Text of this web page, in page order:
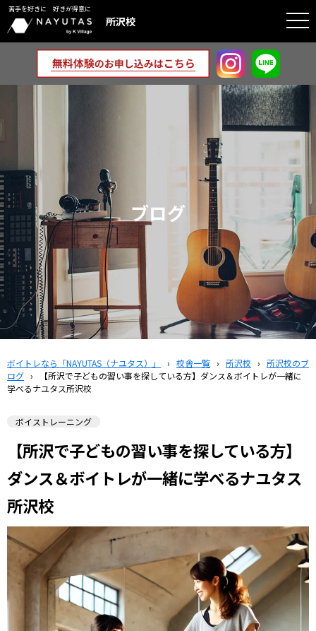
苦手を好きに 好きが得意に
所沢校
ブログ
ボイトレなら「NAYUTAS（ナユタス）」 › 校舎一覧 › 所沢校 › 所沢校のブ
ログ ›
【所沢で子どもの習い事を探している方】ダンス＆ボイトレが一緒に
学べるナユタス所沢校
ボイストレーニング
【所沢で子どもの習い事を探している方】
ダンス＆ボイトレが一緒に学べるナユタス
所沢校